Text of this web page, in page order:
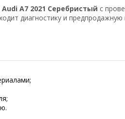
Audi A7 2021 Серебристый с
диагностику и предпродажную